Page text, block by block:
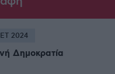
2024
Δημοκρατία